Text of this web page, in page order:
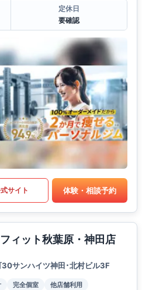
定休日
要確認
サイト 体験・相談予約
ィット秋葉原・神田店
サンハイツ神田･北村ビル3F
完全個室
他店舗利用